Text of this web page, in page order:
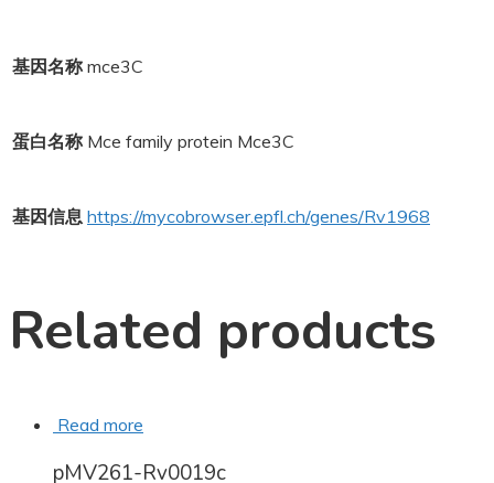
基因名称 mce3C
蛋白名称 Mce family protein Mce3C
基因信息 https://mycobrowser.epfl.ch/genes/Rv1968
Related products
Read more
pMV261-Rv0019c